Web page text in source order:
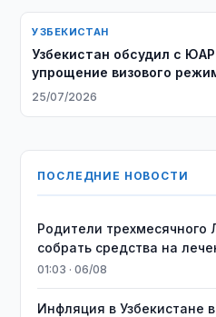
УЗБЕКИСТАН
Узбекистан обсудил с
упрощение визового
25/07/2026
ПОСЛЕДНИЕ НОВОСТИ
Родители трехмесячного
собрать средства на
01:03 · 06/08
Инфляция в Узбекистане